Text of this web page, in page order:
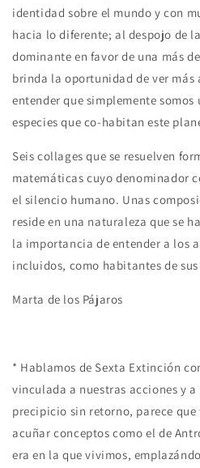
identidad sobre el mundo y con
hacia lo diferente; al despojo de
dominante en favor de una más
brinda la oportunidad de ver más
entender que simplemente
especies que co-habitan este
Seis collages que se resuelven
matemáticas cuyo denominador
el silencio humano. Unas
reside en una naturaleza que se
la importancia de entender a los
incluidos, como habitantes de
Marta de los Pájaros
* Hablamos de Sexta Extinción
vinculada a nuestras acciones y
precipicio sin retorno, parece
acuñar conceptos como el de
era en la que vivimos,